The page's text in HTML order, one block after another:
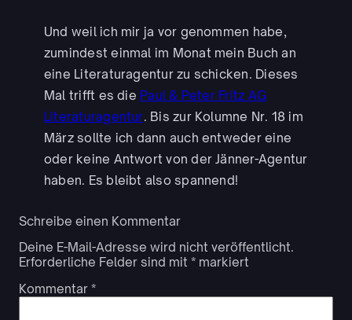
Und weil ich mir ja vor genommen habe,
zumindest einmal im Monat mein Buch an
eine Literaturagentur zu schicken. Dieses
Mal trifft es die Paul & Peter Fritz AG
Literaturagentur. Bis zur Kolumne Nr. 18 im
März sollte ich dann auch entweder eine
oder keine Antwort von der Jänner-Agentur
haben. Es bleibt also spannend!
Schreibe einen Kommentar
Deine E-Mail-Adresse wird nicht veröffentlicht.
Erforderliche Felder sind mit * markiert
Kommentar *